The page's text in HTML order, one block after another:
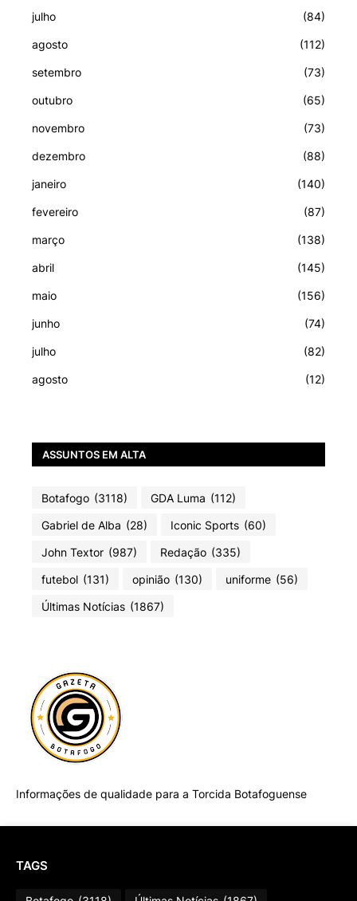
julho (84)
agosto (112)
setembro (73)
outubro (65)
novembro (73)
dezembro (88)
janeiro (140)
fevereiro (87)
março (138)
abril (145)
maio (156)
junho (74)
julho (82)
agosto (12)
ASSUNTOS EM ALTA
Botafogo (3118) GDA Luma (112)
Gabriel de Alba (28) Iconic Sports (60)
John Textor (987) Redação (335)
futebol (131) opinião (130) uniforme (56)
Últimas Notícias (1867)
Informações de qualidade para a Torcida Botafoguense
TAGS